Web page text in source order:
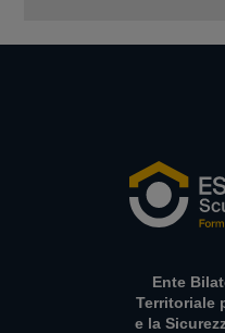
Ente
Territoriale
e la